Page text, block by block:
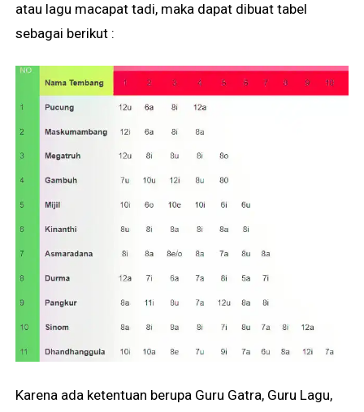
atau lagu macapat tadi, maka dapat dibuat tabel
sebagai berikut :
Karena ada ketentuan berupa Guru Gatra, Guru Lagu,